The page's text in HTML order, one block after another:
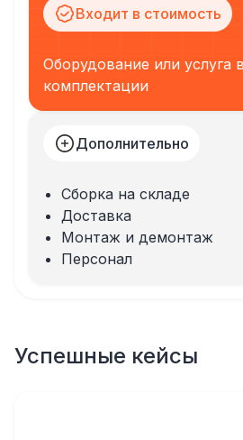
Входит в стоимость
Оборудование или услуга
комплектации
Дополнительно
Сборка на складе
Доставка
Монтаж и демонтаж
Персонал
Успешные кейсы